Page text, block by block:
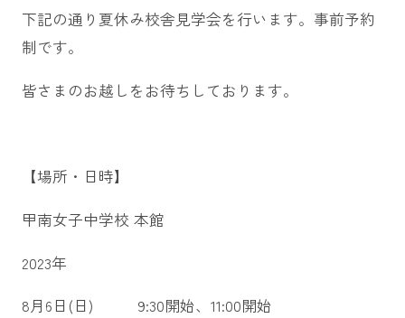
下記の通り夏休み校舎見学会を行います。事前予約
制です。
皆さまのお越しをお待ちしております。
【場所・日時】
甲南女子中学校 本館
2023年
8月6日(日) 9:30開始、11:00開始